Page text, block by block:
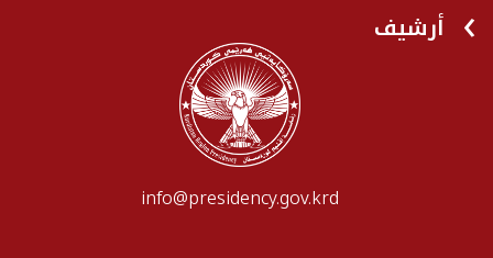
أرشيف
info@presidency.gov.krd